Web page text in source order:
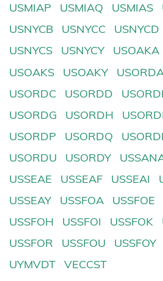
USMIAP
USMIAQ USMIAS
USNYCB
USNYCC USNYCD
USNYCS
USNYCY USOAKA
USOAKS
USOAKY
USORDC
USORDD
USORDG
USORDH USORDI
USORDP
USORDQ
USORDU
USORDY
USSEAE
USSEAF USSEAI
USSEAY
USSFOA USSFOE
USSFOH
USSFOI USSFOK
USSFOR
USSFOU USSFOY
UYMVDT
VECCST